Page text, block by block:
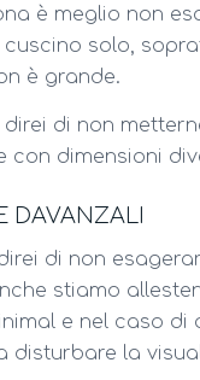
è meglio non
cuscino solo,
è grande.
direi di non
con dimensioni
DAVANZALI
di non
stiamo
e nel caso di
disturbare la